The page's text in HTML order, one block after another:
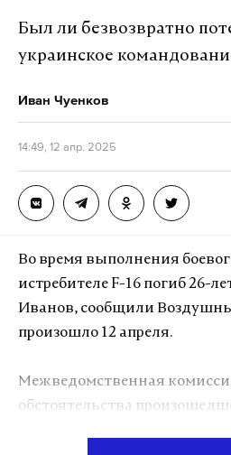
Был ли безвозвратно
украинское
Иван Чуенков
14:49, 12 апр. 2025
Во время выполнения
истребителе F-16 погиб 26-
Иванов, сообщили
произошло 12 апреля.
Межведомственная
обстоятельства